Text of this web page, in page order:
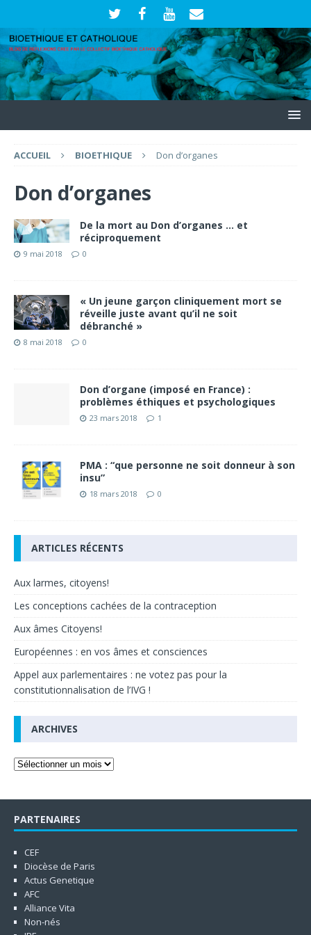
ACCUEIL BIOETHIQUE Don d’organes
Don d’organes
De la mort au Don d’organes … et
réciproquement
9 mai 2018 0
« Un jeune garçon cliniquement mort se
réveille juste avant qu’il ne soit
débranché »
8 mai 2018 0
Don d’organe (imposé en France) :
problèmes éthiques et psychologiques
23 mars 2018 1
PMA : “que personne ne soit donneur à son
insu”
18 mars 2018 0
ARTICLES RÉCENTS
Aux larmes, citoyens!
Les conceptions cachées de la contraception
Aux âmes Citoyens!
Européennes : en vos âmes et consciences
Appel aux parlementaires : ne votez pas pour la
constitutionnalisation de l’IVG !
ARCHIVES
PARTENAIRES
CEF
Diocèse de Paris
Actus Genetique
AFC
Alliance Vita
Non-nés